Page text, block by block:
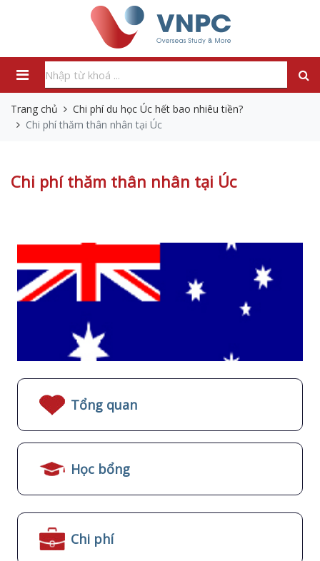
Trang chủ
Chi phí du học Úc hết bao nhiêu tiền?
Chi phí thăm thân nhân tại Úc
Chi phí thăm thân nhân tại Úc
Tổng quan
Học bổng
Chi phí